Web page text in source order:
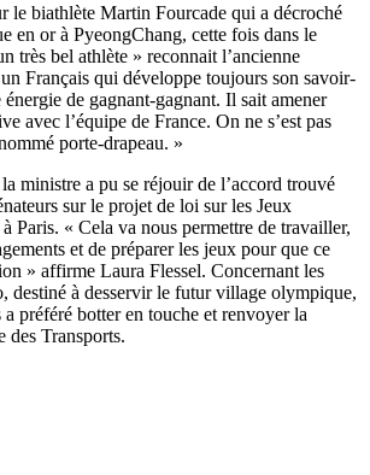
le biathlète Martin Fourcade qui a décroché
en or à PyeongChang, cette fois dans le
très bel athlète » reconnait l’ancienne
Français qui développe toujours son savoir-
de gagnant-gagnant. Il sait amener
avec l’équipe de France. On ne s’est pas
porte-drapeau. »
ministre a pu se réjouir de l’accord trouvé
sur le projet de loi sur les Jeux
Paris. « Cela va nous permettre de travailler,
et de préparer les jeux pour que ce
» affirme Laura Flessel. Concernant les
destiné à desservir le futur village olympique,
préféré botter en touche et renvoyer la
des Transports.